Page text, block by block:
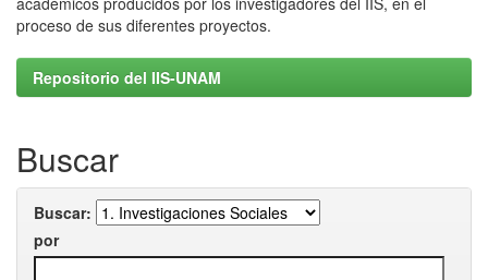
proceso de sus diferentes proyectos.
Repositorio del IIS-UNAM
Buscar
Buscar:
por